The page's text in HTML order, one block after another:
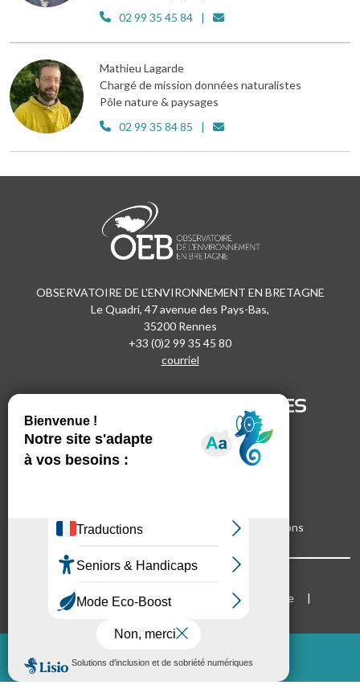
02 99 35 45 84
Mathieu Lagarde
Chargé de mission données naturalistes
Pôle nature & paysages
02 99 35 84 85
OBSERVATOIRE DE L'ENVIRONNEMENT EN BRETAGNE
Le Quadri, 47 avenue des Pays-Bas,
35200 Rennes
+33 (0)2 99 35 45 80
courriel
LinkedIn
Vimeo
LIENS UTILES
Recrutement
Marchés publics
Inscrivez-vous à nos lettres d'informations
Bloc Menu footer
Mentions légales Cookies Plan du site
Accessibilité Mode d'emploi du site